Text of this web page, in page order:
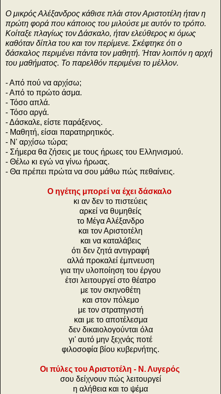
Ο μικρός Αλέξανδρος κάθισε πλάι στον Αριστοτέλη ήταν η
πρώτη φορά που κάποιος του μιλούσε με αυτόν το τρόπο.
Κοίταξε πλαγίως τον Δάσκαλο, ήταν ελεύθερος κι όμως
καθόταν δίπλα του και τον περίμενε. Σκέφτηκε ότι ο
δάσκαλος περιμένει πάντα τον μαθητή. Ήταν λοιπόν η αρχή
του μαθήματος. Το παρελθόν περιμένει το μέλλον.
- Από πού να αρχίσω;
- Από το πρώτο άσμα.
- Τόσο απλά.
- Τόσο αργά.
- Δάσκαλε, είστε παράξενος.
- Μαθητή, είσαι παρατηρητικός.
- Ν' αρχίσω τώρα;
- Σήμερα θα ζήσεις με τους ήρωες του Ελληνισμού.
- Θέλω κι εγώ να γίνω ήρωας.
- Θα πρέπει πρώτα να σου μάθω πώς πεθαίνεις.
Ο ηγέτης μπορεί να έχει δάσκαλο
κι αν δεν το πιστεύεις
αρκεί να θυμηθείς
το Μέγα Αλέξανδρο
και τον Αριστοτέλη
και να καταλάβεις
ότι δεν ζητά αντιγραφή
αλλά προκαλεί έμπνευση
για την υλοποίηση του έργου
έτσι λειτουργεί στο θέατρο
με τον σκηνοθέτη
και στον πόλεμο
με τον στρατηγιστή
και με το αποτέλεσμα
δεν δικαιολογούνται όλα
γι' αυτό μην ξεχνάς ποτέ
φιλοσοφία βίου κυβερνήτης.
Οι πύλες του Αριστοτέλη - Ν. Λυγερός
σου δείχνουν πώς λειτουργεί
η αλήθεια και το ψέμα